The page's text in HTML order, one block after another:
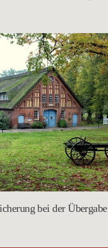
bei der Übergabe